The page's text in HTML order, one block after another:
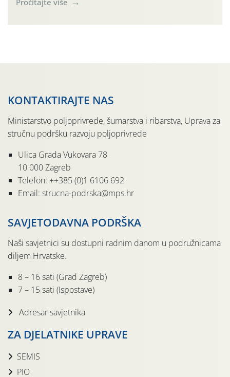
tradicije u Putnikovićima na poluotoku Pelješcu, u
Pročitajte više
KONTAKTIRAJTE NAS
Ministarstvo poljoprivrede, šumarstva i ribarstva, Uprava za
stručnu podršku razvoju poljoprivrede
Ulica Grada Vukovara 78
10 000 Zagreb
Telefon: ++385 (0)1 6106 692
Email: strucna-podrska@mps.hr
SAVJETODAVNA PODRŠKA
Naši savjetnici su dostupni radnim danom u podružnicama
diljem Hrvatske.
8 – 16 sati (Grad Zagreb)
7 – 15 sati (Ispostave)
Adresar savjetnika
ZA DJELATNIKE UPRAVE
SEMIS
PIO